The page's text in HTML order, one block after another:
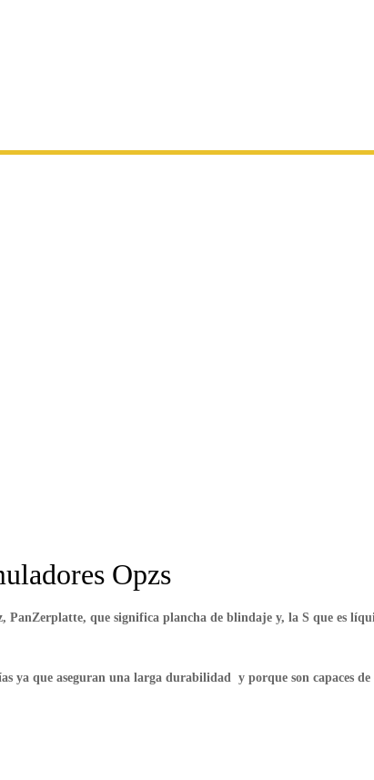
Opzs
PanZerplatte, que significa plancha de blindaje y, la S que es
ya que aseguran una larga durabilidad y porque son capaces